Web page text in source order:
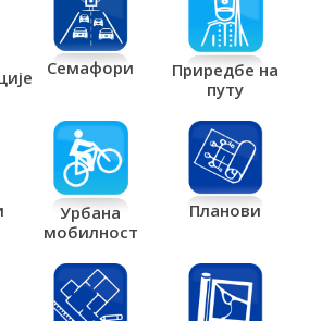
Семафори
Приредбе на
путу
Урбана
мобилност
Планови